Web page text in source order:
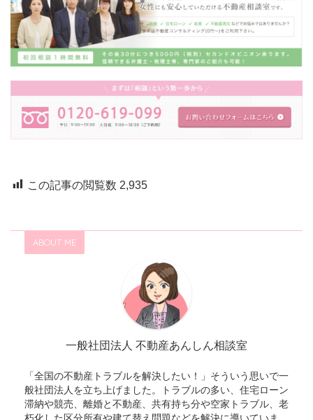
この記事の閲覧数 2,935
ABOUT ME
一般社団法人 不動産あんしん相談室
「全国の不動産トラブルを解決したい！」そういう思いで一
般社団法人を立ち上げました。トラブルの多い、住宅ローン
滞納や競売、離婚と不動産、共有持ち分や空家トラブル、老